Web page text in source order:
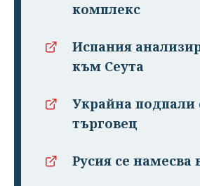
комплекс
Испания
към Сеута
Украйна
търговец
Русия се